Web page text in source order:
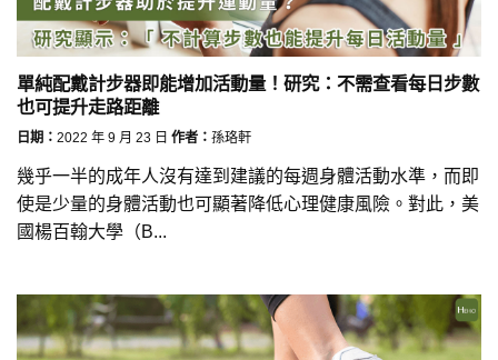
單純配戴計步器即能增加活動量！研究：不需查看每日步數
也可提升走路距離
日期： 2022 年 9 月 23 日 作者： 孫珞軒
幾乎一半的成年人沒有達到建議的每週身體活動水準，而即
使是少量的身體活動也可顯著降低心理健康風險。對此，美
國楊百翰大學（B...